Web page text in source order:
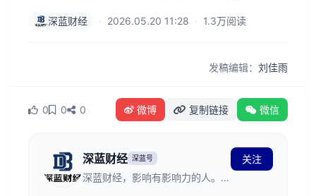
深蓝财经 · 2026.05.20 11:28 · 1.3万阅读
发稿编辑： 刘佳雨
0 0 0 微博 复制链接 微信
深蓝财经 深蓝号
深蓝财经，影响有影响力的人。创
关注